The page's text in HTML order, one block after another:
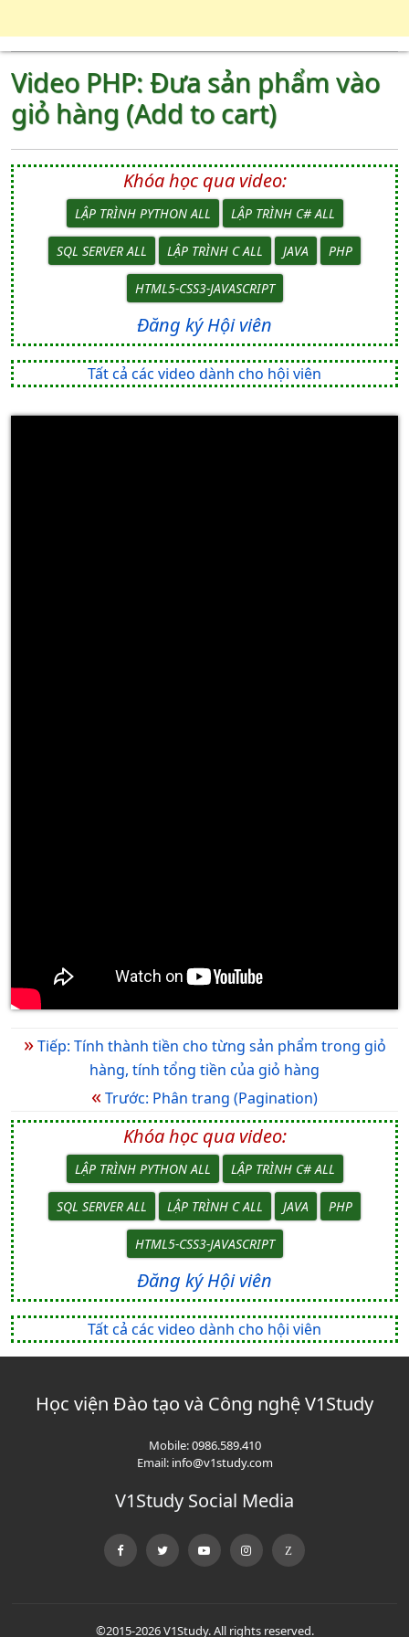
Video PHP: Đưa sản phẩm vào
giỏ hàng (Add to cart)
Khóa học qua video:
LẬP TRÌNH PYTHON ALL LẬP TRÌNH C# ALL
SQL SERVER ALL LẬP TRÌNH C ALL JAVA PHP
HTML5-CSS3-JAVASCRIPT
Đăng ký Hội viên
Tất cả các video dành cho hội viên
»Tiếp: Tính thành tiền cho từng sản phẩm trong giỏ
hàng, tính tổng tiền của giỏ hàng
«Trước: Phân trang (Pagination)
Khóa học qua video:
LẬP TRÌNH PYTHON ALL LẬP TRÌNH C# ALL
SQL SERVER ALL LẬP TRÌNH C ALL JAVA PHP
HTML5-CSS3-JAVASCRIPT
Đăng ký Hội viên
Tất cả các video dành cho hội viên
Học viện Đào tạo và Công nghệ V1Study
Mobile:0986.589.410
Email: info@v1study.com
V1Study Social Media
©2015-2026 V1Study. All rights reserved.